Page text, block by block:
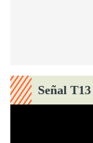
Señal